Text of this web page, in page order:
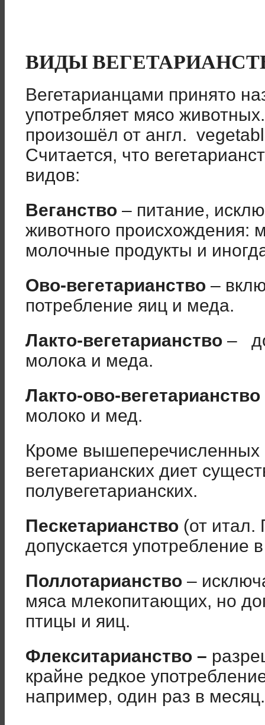
ВИДЫ
Вегетарианцами принято
употребляет мясо
произошёл от англ.
Считается, что
видов:
Веганство – питание,
животного происхождения:
молочные продукты и
Ово-вегетарианство –
потребление яиц и меда.
Лакто-вегетарианство –
молока и меда.
Лакто-ово-вегетарианство
молоко и мед.
Кроме вышеперечисленных
вегетарианских диет
полувегетарианских.
Пескетарианство (от
допускается
Поллотарианство –
мяса млекопитающих, но
птицы и яиц.
Флекситарианство –
крайне редкое
например, один раз в месяц.